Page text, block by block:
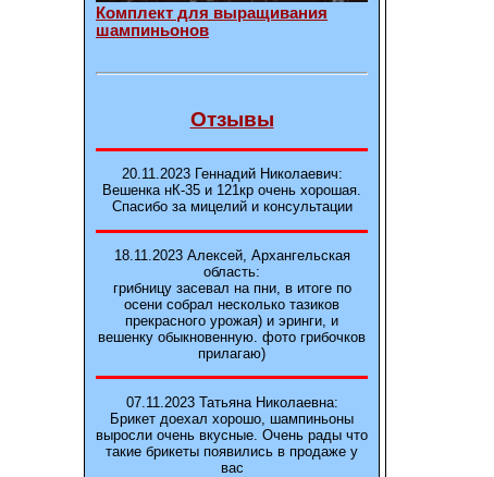
Комплект для выращивания
шампиньонов
Отзывы
20.11.2023 Геннадий Николаевич:
Вешенка нК-35 и 121кp очень хорошая.
Спасибо за мицелий и консультации
18.11.2023 Алексей, Архангельская
область:
грибницу засевал на пни, в итоге по
осени собрал несколько тазиков
прекрасного урожая) и эринги, и
вешенку обыкновенную. фото грибочков
прилагаю)
07.11.2023 Татьяна Николаевна:
Брикет доехал хорошо, шампиньоны
выросли очень вкусные. Очень рады что
такие брикеты появились в продаже у
вас